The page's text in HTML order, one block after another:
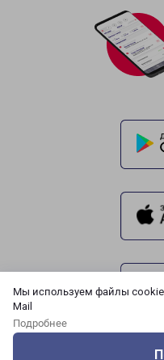
Мы используем файлы cookie
Mail
Подробнее